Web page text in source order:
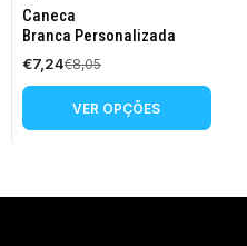
-10%
DESCONTO
Caneca
Branca Personalizada
€7,24€8,05
VER OPÇÕES